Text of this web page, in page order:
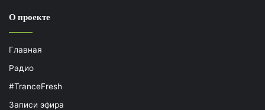
О проекте
Главная
Радио
#TranceFresh
Записи эфира